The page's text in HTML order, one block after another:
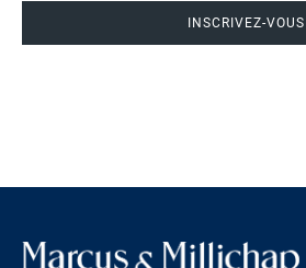
INSCRIVEZ-VOUS